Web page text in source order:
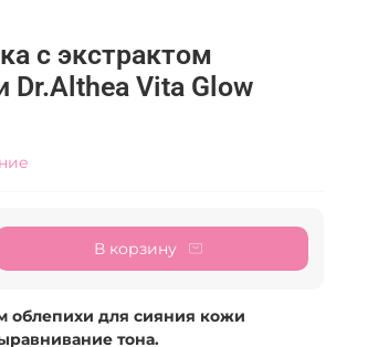
с экстрактом
Dr.Althea Vita Glow
В корзину
облепихи для сияния кожи
тона.